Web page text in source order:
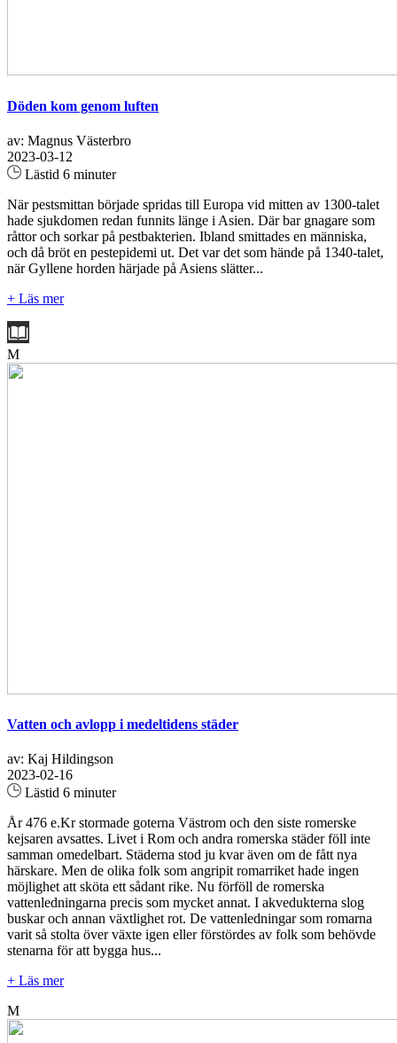
Döden kom genom luften
av: Magnus Västerbro
2023-03-12
Lästid 6 minuter
När pestsmittan började spridas till Europa vid mitten av 1300-­talet
hade sjukdomen redan funnits länge i Asien. Där bar gnagare som
råttor och sorkar på pestbakterien. Ibland smittades en män­niska,
och då bröt en pestepidemi ut. Det var det som hände på 1340­-talet,
när Gyllene horden härjade på Asiens slätter...
+ Läs mer
M
Vatten och avlopp i medeltidens städer
av: Kaj Hildingson
2023-02-16
Lästid 6 minuter
År 476 e.Kr stormade goterna Västrom och den siste romerske
kejsaren avsattes. Livet i Rom och andra romerska städer föll inte
samman omedelbart. Städerna stod ju kvar även om de fått nya
härskare. Men de olika folk som angripit romarriket hade ingen
möjlighet att sköta ett sådant rike. Nu förföll de romerska
vattenledningarna precis som mycket annat. I akvedukterna slog
buskar och annan växtlighet rot. De vattenledningar som romarna
varit så stolta över växte igen eller förstördes av folk som behövde
stenarna för att bygga hus...
+ Läs mer
M